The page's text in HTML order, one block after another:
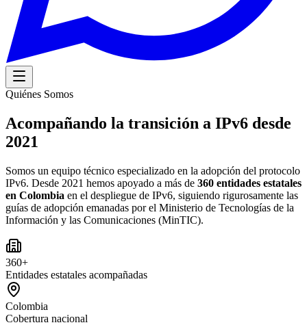
Quiénes Somos
Acompañando la transición a IPv6 desde
2021
Somos un equipo técnico especializado en la adopción del protocolo
IPv6. Desde 2021 hemos apoyado a más de 360 entidades estatales
en Colombia en el despliegue de IPv6, siguiendo rigurosamente las
guías de adopción emanadas por el Ministerio de Tecnologías de la
Información y las Comunicaciones (MinTIC).
360+
Entidades estatales acompañadas
Colombia
Cobertura nacional